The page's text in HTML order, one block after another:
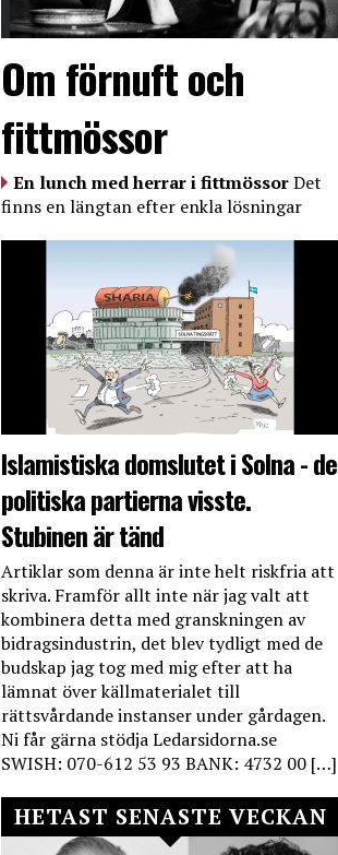
Om förnuft och
fittmössor
En lunch med herrar i fittmössorDet
finns en längtan efter enkla lösningar
Islamistiska domslutet i Solna - de
politiska partierna visste.
Stubinen är tänd
Artiklar som denna är inte helt riskfria att
skriva. Framför allt inte när jag valt att
kombinera detta med granskningen av
bidragsindustrin, det blev tydligt med de
budskap jag tog med mig efter att ha
lämnat över källmaterialet till
rättsvårdande instanser under gårdagen.
Ni får gärna stödja Ledarsidorna.se
SWISH: 070-612 53 93 BANK: 4732 00 […]
HETAST SENASTE VECKAN